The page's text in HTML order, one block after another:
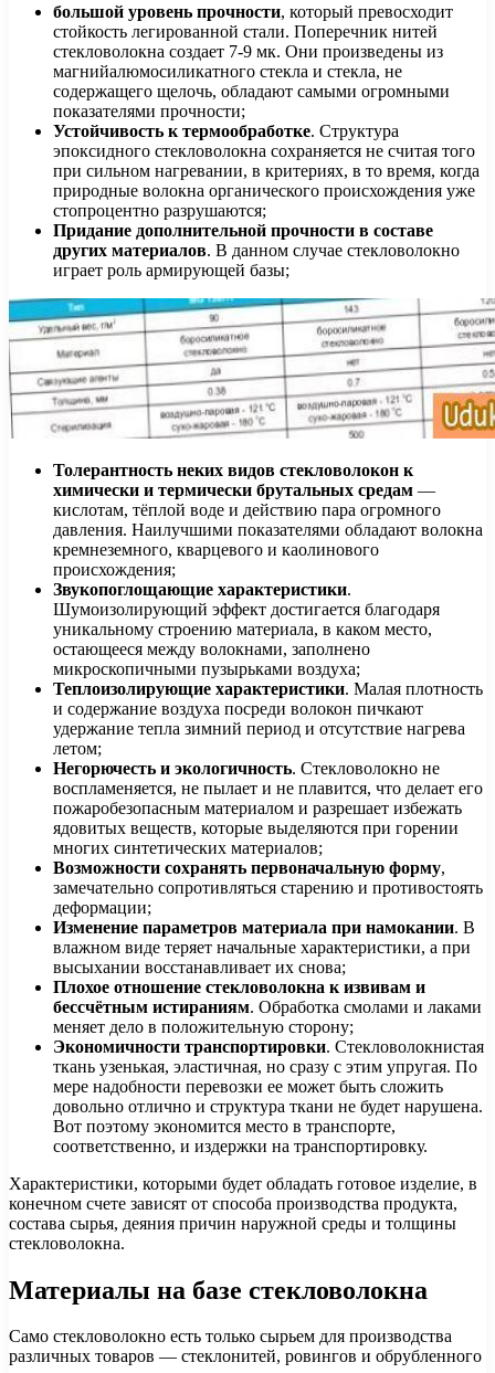
большой уровень прочности, который превосходит
стойкость легированной стали. Поперечник нитей
стекловолокна создает 7-9 мк. Они произведены из
магнийалюмосиликатного стекла и стекла, не
содержащего щелочь, обладают самыми огромными
показателями прочности;
Устойчивость к термообработке. Структура
эпоксидного стекловолокна сохраняется не считая того
при сильном нагревании, в критериях, в то время, когда
природные волокна органического происхождения уже
стопроцентно разрушаются;
Придание дополнительной прочности в составе
других материалов. В данном случае стекловолокно
играет роль армирующей базы;
Толерантность неких видов стекловолокон к
химически и термически брутальных средам —
кислотам, тёплой воде и действию пара огромного
давления. Наилучшими показателями обладают волокна
кремнеземного, кварцевого и каолинового
происхождения;
Звукопоглощающие характеристики.
Шумоизолирующий эффект достигается благодаря
уникальному строению материала, в каком место,
остающееся между волокнами, заполнено
микроскопичными пузырьками воздуха;
Теплоизолирующие характеристики. Малая плотность
и содержание воздуха посреди волокон пичкают
удержание тепла зимний период и отсутствие нагрева
летом;
Негорючесть и экологичность. Стекловолокно не
воспламеняется, не пылает и не плавится, что делает его
пожаробезопасным материалом и разрешает избежать
ядовитых веществ, которые выделяются при горении
многих синтетических материалов;
Возможности сохранять первоначальную форму,
замечательно сопротивляться старению и противостоять
деформации;
Изменение параметров материала при намокании. В
влажном виде теряет начальные характеристики, а при
высыхании восстанавливает их снова;
Плохое отношение стекловолокна к извивам и
бессчётным истираниям. Обработка смолами и лаками
меняет дело в положительную сторону;
Экономичности транспортировки. Стекловолокнистая
ткань узенькая, эластичная, но сразу с этим упругая. По
мере надобности перевозки ее может быть сложить
довольно отлично и структура ткани не будет нарушена.
Вот поэтому экономится место в транспорте,
соответственно, и издержки на транспортировку.
Характеристики, которыми будет обладать готовое изделие, в
конечном счете зависят от способа производства продукта,
состава сырья, деяния причин наружной среды и толщины
стекловолокна.
Материалы на базе стекловолокна
Само стекловолокно есть только сырьем для производства
различных товаров — стеклонитей, ровингов и обрубленного